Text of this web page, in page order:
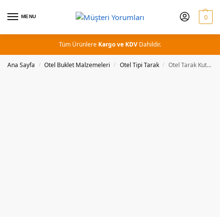
MENU 0
Tüm Ürünlere Kargo ve KDV Dahildir.
Ana Sayfa / Otel Buklet Malzemeleri / Otel Tipi Tarak / Otel Tarak Kutulu Promosyon Tarak